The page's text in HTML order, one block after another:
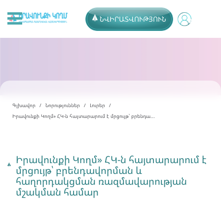
ՆՎԻՐԱՏՎՈՒԹՅՈՒՆ
Գլխավոր Նորություններ
Լուրեր
Իրավունքի Կողմ» ՀԿ-ն հայտարարում է մրցույթ՝ բրենդա...
Իրավունքի Կողմ» ՀԿ-ն հայտարարում է
մրցույթ՝ բրենդավորման և
հաղորդակցման ռազմավարության
մշակման համար